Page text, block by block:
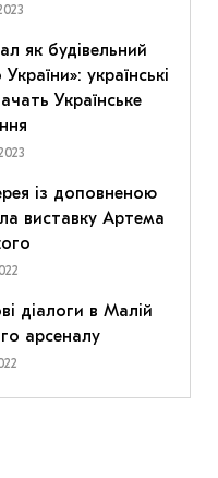
як будівельний
українські
Українське
із доповненою
виставку Артема
діалоги в Малій
арсеналу